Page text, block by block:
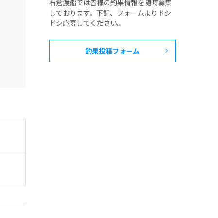
石倉渡船では皆様の釣果情報を随時募集
しております。下記、フォームよりドシ
ドシ応募してください。
釣果投稿フォーム